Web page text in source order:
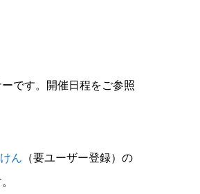
です。開催日程をご参照
ん （要ユーザー登録）の